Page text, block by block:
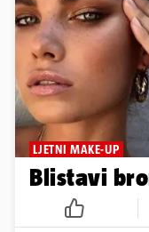
LJETNI MAKE-UP
Blistavi